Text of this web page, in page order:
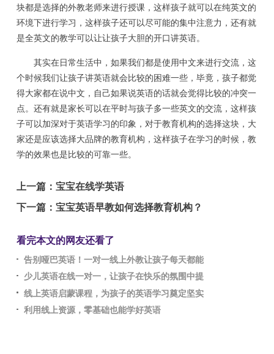
块都是选择的外教老师来进行授课，这样孩子就可以在纯英文的
环境下进行学习，这样孩子还可以尽可能的集中注意力，还有就
是全英文的教学可以让让孩子大胆的开口讲英语。
其实在日常生活中，如果我们都是使用中文来进行交流，这
个时候我们让孩子讲英语就会比较的困难一些，毕竟，孩子都觉
得大家都在说中文，自己如果说英语的话就会觉得比较的冲突一
点。还有就是家长可以在平时与孩子多一些英文的交流，这样孩
子可以加深对于英语学习的印象，对于教育机构的选择这块，大
家还是应该选择大品牌的教育机构，这样孩子在学习的时候，教
学的效果也是比较的可靠一些。
上一篇：宝宝在线学英语
下一篇：宝宝英语早教如何选择教育机构？
看完本文的网友还看了
告别哑巴英语！一对一线上外教让孩子每天都能
少儿英语在线一对一，让孩子在快乐的氛围中提
线上英语启蒙课程，为孩子的英语学习奠定坚实
利用线上资源，零基础也能学好英语